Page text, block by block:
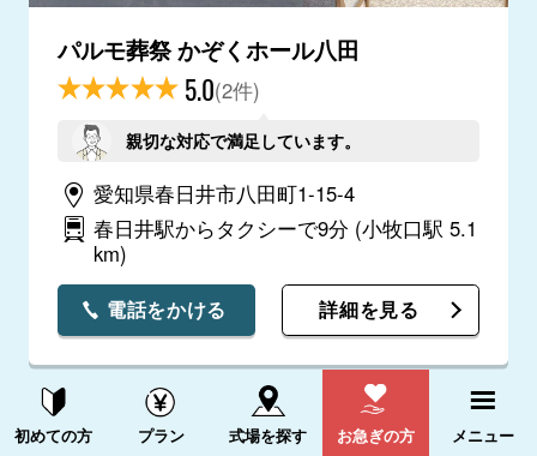
パルモ葬祭 かぞくホール八田
5.0(2件)
親切な対応で満足しています。
愛知県春日井市八田町1-15-4
春日井駅からタクシーで9分 (小牧口駅 5.1
km)
電話をかける 詳細を見る
資料請求する 電話をかける
初めての方 プラン 式場を探す お急ぎの方 メニュー